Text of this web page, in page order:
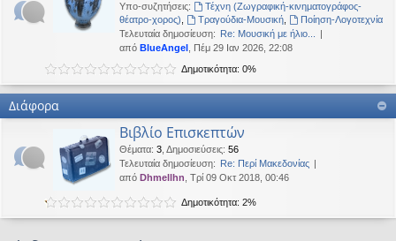
Υπο-συζητήσεις:
Τέχνη (Ζωγραφική-κινηματογράφος-
θέατρο-χορος)
Τραγούδια-Μουσική,
Ποίηση-Λογοτεχνία
Τελευταία δημοσίευση: Re: Μουσική με ήλιο...
από BlueAngel , Πέμ 29 Ιαν 2026, 22:08
Δημοτικότητα: 0%
Διάφορα
Βιβλίο Επισκεπτών
Θέματα: 3 Δημοσιεύσεις: 56
Τελευταία δημοσίευση: Re: Περί Μακεδονίας
από Dhmellhn , Τρί 09 Οκτ 2018, 00:46
Δημοτικότητα: 2%